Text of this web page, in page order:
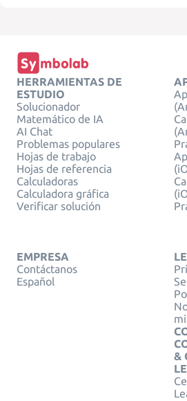
HERRAMIENTAS DE
ESTUDIO
Solucionador
Matemático de IA
AI Chat
Problemas populares
Hojas de trabajo
Hojas de referencia
Calculadoras
Calculadora gráfica
Verificar solución
EMPRESA
Contáctanos
Español
&